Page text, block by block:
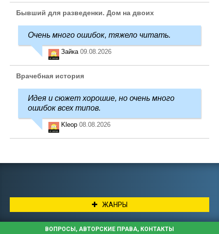
Бывший для разведенки. Дом на двоих
Очень много ошибок, тяжело читать.
Зайка 09.08.2026
Врачебная история
Идея и сюжет хорошие, но очень много
ошибок всех типов.
Kleop 08.08.2026
ЖАНРЫ
ВОПРОСЫ, АВТОРСКИЕ ПРАВА, КОНТАКТЫ